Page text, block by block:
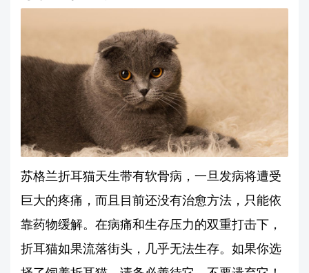
苏格兰折耳猫天生带有软骨病，一旦发病将遭受
巨大的疼痛，而且目前还没有治愈方法，只能依
靠药物缓解。在病痛和生存压力的双重打击下，
折耳猫如果流落街头，几乎无法生存。如果你选